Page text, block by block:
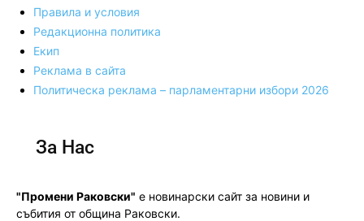
Правила и условия
Редакционна политика
Екип
Реклама в сайта
Политическа реклама – парламентарни избори 2026
За Нас
"Промени Раковски" е новинарски сайт за новини и
събития от община Раковски.